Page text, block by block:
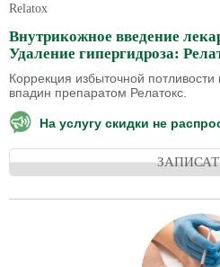
Relatox
Внутрикожное введение
Удаление гипергидроза:
Коррекция избыточной
впадин препаратом Релатокс.
На услугу скидки не